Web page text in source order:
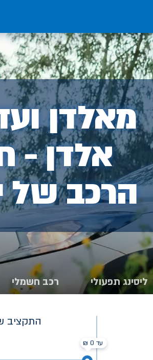
אלדן
-
מאלדן
אלדן -
הרכב של
ליסינג תפעולי רכב חשמלי
התקציב
עד 0 ₪